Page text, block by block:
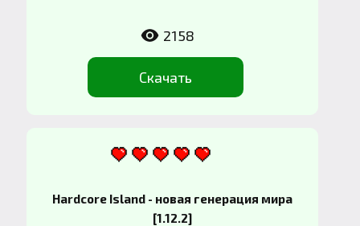
Скачать
2158
Hardcore Island - новая генерация мира
[1.12.2]